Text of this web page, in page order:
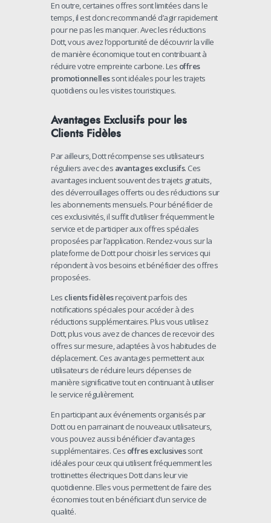
En outre, certaines offres sont limitées dans le
temps, il est donc recommandé d’agir rapidement
pour ne pas les manquer. Avec les réductions
Dott, vous avez l’opportunité de découvrir la ville
de manière économique tout en contribuant à
réduire votre empreinte carbone. Les offres
promotionnellessont idéales pour les trajets
quotidiens ou les visites touristiques.
Avantages Exclusifs pour les
Clients Fidèles
Par ailleurs, Dott récompense ses utilisateurs
réguliers avec des avantages exclusifs. Ces
avantages incluent souvent des trajets gratuits,
des déverrouillages offerts ou des réductions sur
les abonnements mensuels. Pour bénéficier de
ces exclusivités, il suffit d’utiliser fréquemment le
service et de participer aux offres spéciales
proposées par l’application. Rendez-vous sur la
plateforme de Dott pour choisir les services qui
répondent à vos besoins et bénéficier des offres
proposées.
Les clients fidèlesreçoivent parfois des
notifications spéciales pour accéder à des
réductions supplémentaires. Plus vous utilisez
Dott, plus vous avez de chances de recevoir des
offres sur mesure, adaptées à vos habitudes de
déplacement. Ces avantages permettent aux
utilisateurs de réduire leurs dépenses de
manière significative tout en continuant à utiliser
le service régulièrement.
En participant aux événements organisés par
Dott ou en parrainant de nouveaux utilisateurs,
vous pouvez aussi bénéficier d’avantages
supplémentaires. Ces offres exclusivessont
idéales pour ceux qui utilisent fréquemment les
trottinettes électriques Dott dans leur vie
quotidienne. Elles vous permettent de faire des
économies tout en bénéficiant d’un service de
qualité.